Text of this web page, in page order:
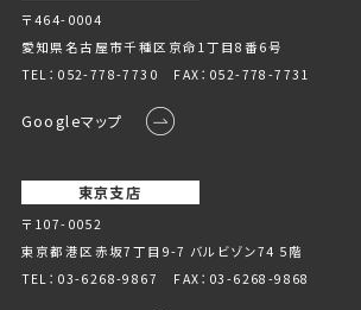
〒464-0004
愛知県名古屋市千種区京命1丁⽬8番6号
TEL： 052-778-7730 FAX：052-778-7731
Googleマップ
東京支店
〒107-0052
東京都港区赤坂7丁目9-7 バルビゾン74 5階
TEL： 03-6268-9867 FAX：03-6268-9868